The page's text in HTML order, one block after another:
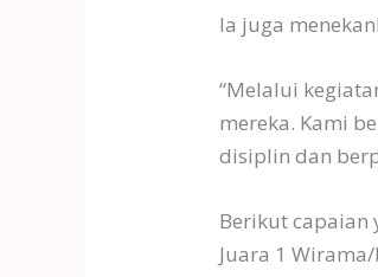
Ia juga
“Melalui
mereka. Kami
disiplin dan
Berikut capaian
Juara 1